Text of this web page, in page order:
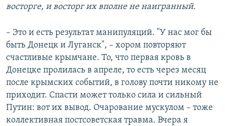
восторге, и восторг их вполне не наигранный.
– Это и есть результат манипуляций. "У нас мог бы
быть Донецк и Луганск", – хором повторяют
счастливые крымчане. То, что первая кровь в
Донецке пролилась в апреле, то есть через месяц
после крымских событий, в голову почти никому не
приходит. Спасти может только сила и сильный
Путин: вот их вывод. Очарование мускулом – тоже
коллективная постсоветская травма. Вчера я